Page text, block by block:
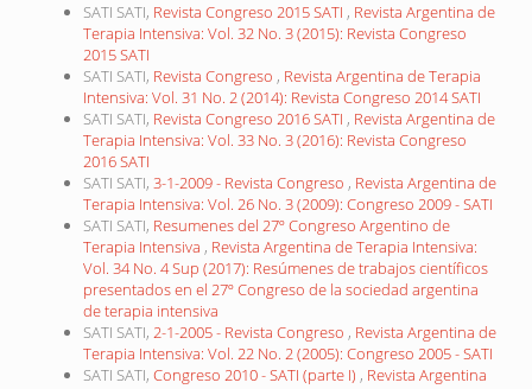
SATI SATI, Revista Congreso 2015 SATI , Revista Argentina de
Terapia Intensiva: Vol. 32 No. 3 (2015): Revista Congreso
2015 SATI
SATI SATI, Revista Congreso , Revista Argentina de Terapia
Intensiva: Vol. 31 No. 2 (2014): Revista Congreso 2014 SATI
SATI SATI, Revista Congreso 2016 SATI , Revista Argentina de
Terapia Intensiva: Vol. 33 No. 3 (2016): Revista Congreso
2016 SATI
SATI SATI, 3-1-2009 - Revista Congreso , Revista Argentina de
Terapia Intensiva: Vol. 26 No. 3 (2009): Congreso 2009 - SATI
SATI SATI, Resumenes del 27º Congreso Argentino de
Terapia Intensiva , Revista Argentina de Terapia Intensiva:
Vol. 34 No. 4 Sup (2017): Resúmenes de trabajos científicos
presentados en el 27º Congreso de la sociedad argentina
de terapia intensiva
SATI SATI, 2-1-2005 - Revista Congreso , Revista Argentina de
Terapia Intensiva: Vol. 22 No. 2 (2005): Congreso 2005 - SATI
SATI SATI, Congreso 2010 - SATI (parte I) , Revista Argentina